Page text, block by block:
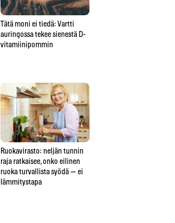
Tätä moni ei tiedä: Vartti
auringossa tekee sienestä D-
vitamiinipommin
Ruokavirasto: neljän tunnin
raja ratkaisee, onko eilinen
ruoka turvallista syödä — ei
lämmitystapa